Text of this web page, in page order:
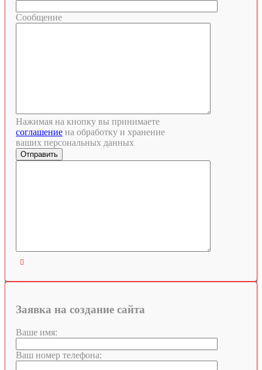
Сообщение
Нажимая на кнопку вы принимаете
соглашение на обработку и хранение
ваших персональных данных

Заявка на создание сайта
Ваше имя:
Ваш номер телефона: